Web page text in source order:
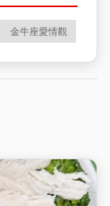
金牛座愛情觀